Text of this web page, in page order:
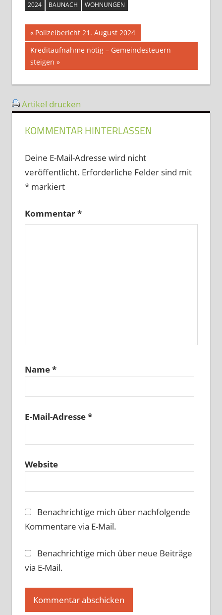
2024 BAUNACH WOHNUNGEN
Beitragsnavigation
Vorheriger
Beitrag:
Polizeibericht 21. August 2024
Nächster
Beitrag:
Kreditaufnahme nötig – Gemeindesteuern
steigen
Artikel drucken
KOMMENTAR HINTERLASSEN
Deine E-Mail-Adresse wird nicht
veröffentlicht. Erforderliche Felder sind mit
*markiert
Kommentar*
Name*
E-Mail-Adresse*
Website
Benachrichtige mich über nachfolgende
Kommentare via E-Mail.
Benachrichtige mich über neue Beiträge
via E-Mail.